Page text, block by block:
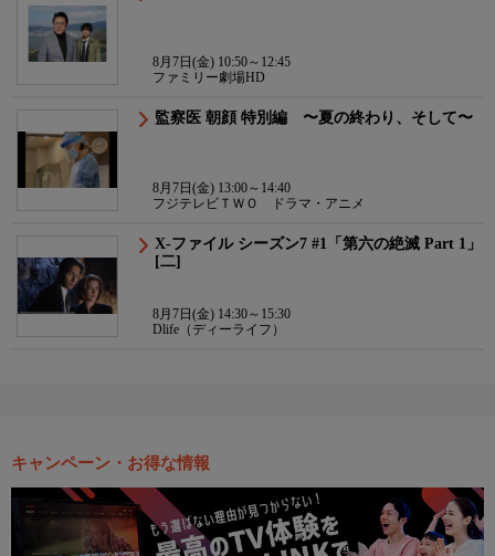
8月7日(金) 10:50～12:45
ファミリー劇場HD
監察医 朝顔 特別編 〜夏の終わり、そして〜
8月7日(金) 13:00～14:40
フジテレビＴＷＯ ドラマ・アニメ
X-ファイル シーズン7 #1「第六の絶滅 Part 1」
[二]
8月7日(金) 14:30～15:30
Dlife（ディーライフ）
キャンペーン・お得な情報